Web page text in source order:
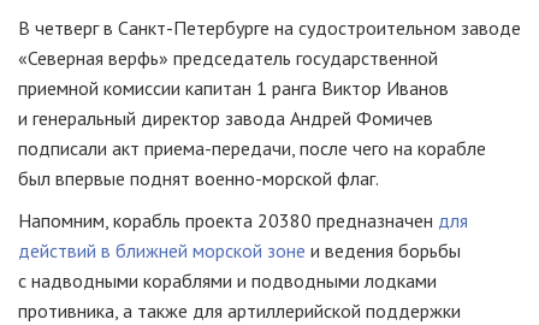
В четверг в Санкт-Петербурге на судостроительном заводе
«Северная верфь» председатель государственной
приемной комиссии капитан 1 ранга Виктор Иванов
и генеральный директор завода Андрей Фомичев
подписали акт приема-передачи, после чего на корабле
был впервые поднят военно-морской флаг.
Напомним, корабль проекта 20380 предназначен для
действий в ближней морской зоне и ведения борьбы
с надводными кораблями и подводными лодками
противника, а также для артиллерийской поддержки